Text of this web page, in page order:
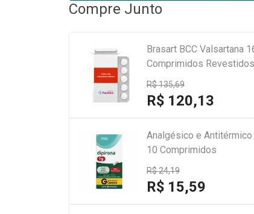
Compre Junto
Brasart BCC Valsartana
Comprimidos Revestidos
R$ 135,69
R$ 120,13
Analgésico e
10 Comprimidos
R$ 24,19
R$ 15,59